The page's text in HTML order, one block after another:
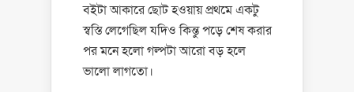
বইটা আকারে ছোট হওয়ায় প্রথমে একটু
স্বস্তি লেগেছিল যদিও কিন্তু পড়ে শেষ করার
পর মনে হলো গল্পটা আরো বড় হলে
ভালো লাগতো।